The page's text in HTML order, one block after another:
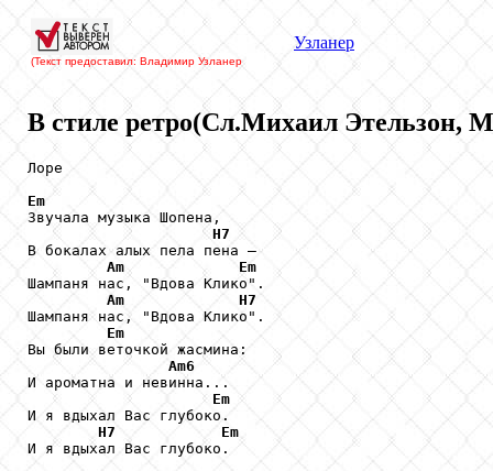
(Текст предоставил: Владимир Узланер
Узланер
В стиле ретро(Сл.Михаил Этельзон,
Лоре
Em
Звучала музыка Шопена,
H7
В бокалах алых пела пена –
Am
Em
Шампаня нас, "Вдова Клико".
Am
H7
Шампаня нас, "Вдова Клико".
Em
Вы были веточкой жасмина:
Am6
И ароматна и невинна...
Em
И я вдыхал Вас глубоко.
H7
Em
И я вдыхал Вас глубоко.